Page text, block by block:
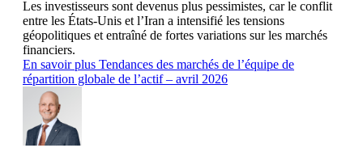
Les investisseurs sont devenus plus pessimistes, car le conflit
entre les États-Unis et l’Iran a intensifié les tensions
géopolitiques et entraîné de fortes variations sur les marchés
financiers.
En savoir plus Tendances des marchés de l’équipe de
répartition globale de l’actif – avril 2026